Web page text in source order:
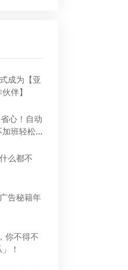
成为【亚
伴】
心！自动
班轻松提
么都不
告秘籍年
你不得不
！